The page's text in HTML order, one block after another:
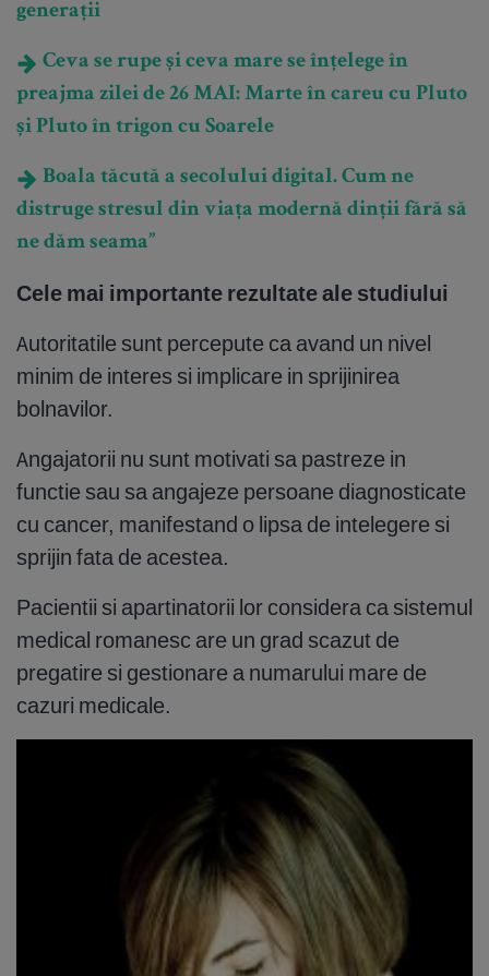
generații
Ceva se rupe și ceva mare se înțelege în
preajma zilei de 26 MAI: Marte în careu cu Pluto
și Pluto în trigon cu Soarele
Boala tăcută a secolului digital. Cum ne
distruge stresul din viața modernă dinții fără să
ne dăm seama”
Cele mai importante rezultate ale studiului
Autoritatile sunt percepute ca avand un nivel
minim de interes si implicare in sprijinirea
bolnavilor.
Angajatorii nu sunt motivati sa pastreze in
functie sau sa angajeze persoane diagnosticate
cu cancer, manifestand o lipsa de intelegere si
sprijin fata de acestea.
Pacientii si apartinatorii lor considera ca sistemul
medical romanesc are un grad scazut de
pregatire si gestionare a numarului mare de
cazuri medicale.